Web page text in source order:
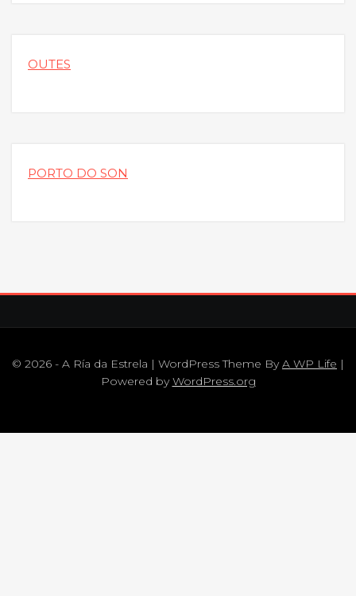
OUTES
PORTO DO SON
© 2026 - A Ría da Estrela | WordPress Theme ByA WP Life |
Powered byWordPress.org